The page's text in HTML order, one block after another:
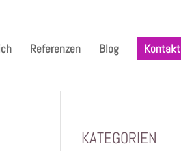
Referenzen Blog Kontakt
KATEGORIEN